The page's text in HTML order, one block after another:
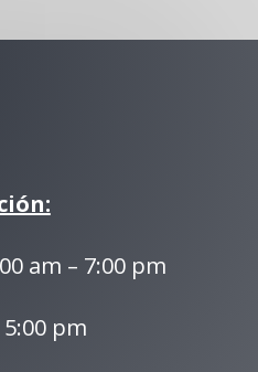
am – 7:00 pm
pm